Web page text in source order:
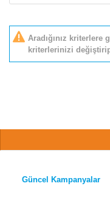
Aradığınız kriterlere
kriterlerinizi
Güncel Kampanyalar